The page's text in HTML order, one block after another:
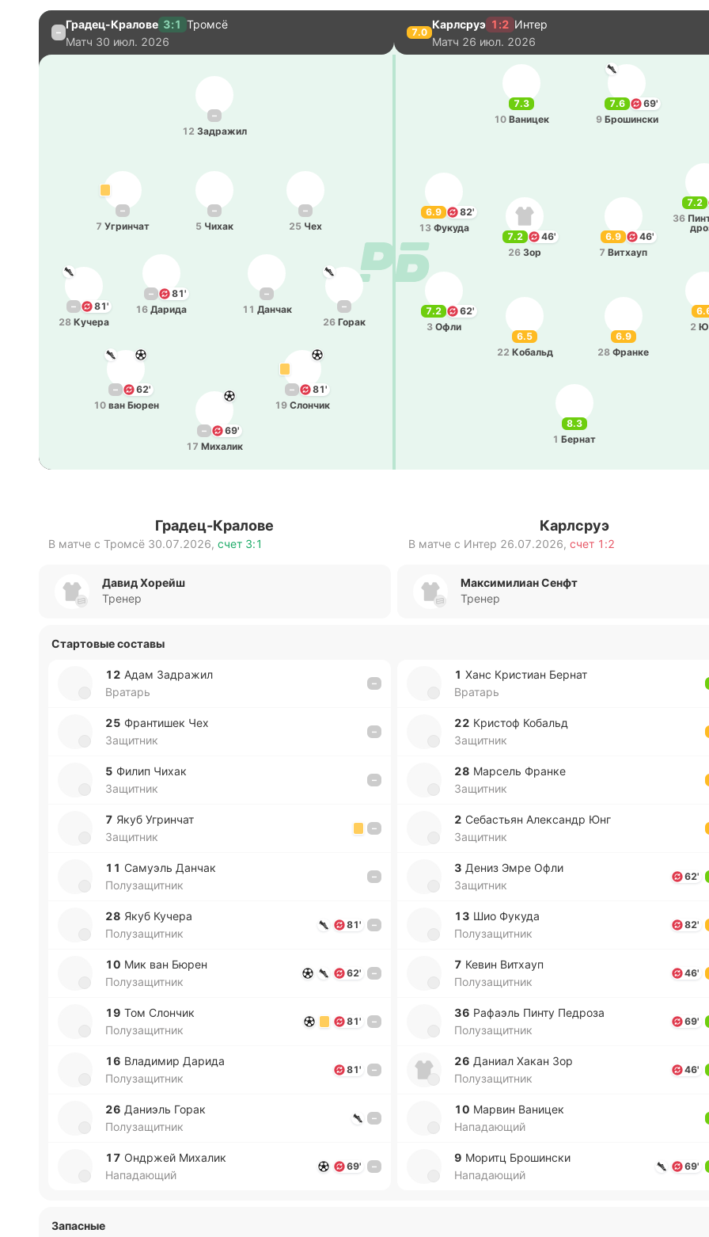
–
Градец-Кралове 3:1 Тромсё
Матч 30 июл. 2026
7.0
Карлсруэ 1:2 Интер
Матч 26 июл. 2026
–
12 За­дра­жил
–
25 Чех
–
5 Чихак
–
7 Угри­нчат
–
11 Данчак
–
81'
28 Кучера
–
62'
10 ван Бюрен
–
81'
19 Сло­нчик
–
81'
16 Дарида
–
26 Горак
–
69'
17 Ми­ха­лик
8.3
1 Бернат
6.5
22 Ко­бальд
6.9
28 Франке
2
7.2
62'
3 Офли
6.9
82'
13 Фукуда
6.9
46'
7 Ви­тхауп
7.2
36
7.2
46'
26 Зор
7.3
10 Ва­ни­цек
7.6
69'
9 Бро­ши­нски
Градец-Кралове
В матче с Тромсё 30.07.2026, счет 3:1
Карлсруэ
В матче с Интер 26.07.2026, счет 1:2
Давид Хорейш
Тренер
Максимилиан Сенфт
Тренер
Стартовые составы
12 Адам За­дра­жил
Вратарь
–
25 Фра­нти­шек Чех
Защитник
–
5 Филип Чихак
Защитник
–
7 Якуб Угри­нчат
Защитник
–
11 Са­муэль Данчак
Полузащитник
–
28 Якуб Кучера
Полузащитник
81' –
10 Мик ван Бюрен
Полузащитник
62' –
19 Том Сло­нчик
Полузащитник
81' –
16 Вла­ди­мир Дарида
Полузащитник
81' –
26 Да­ниэль Горак
Полузащитник
–
17 Ондржей Ми­ха­лик
Нападающий
69' –
1 Ханс Кри­стиан Бернат
Вратарь
22 Кри­стоф Ко­бальд
Защитник
28 Ма­рсель Франке
Защитник
2 Се­ба­стьян Але­ксандр Юнг
Защитник
3 Дениз Эмре Офли
Защитник
62'
13 Шио Фукуда
Полузащитник
82'
7 Кевин Ви­тхауп
Полузащитник
46'
36 Ра­фаэль Пинту Пе­дро­за
Полузащитник
69'
26 Даниал Хакан Зор
Полузащитник
46'
10 Марвин Ва­ни­цек
Нападающий
9 Моритц Бро­ши­нски
Нападающий
69'
Запасные